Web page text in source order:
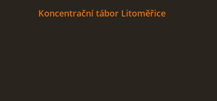
Koncentrační tábor Litoměřice